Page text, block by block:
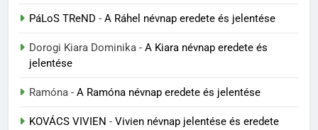
PáLoS TReND - A Ráhel névnap eredete és jelentése
Dorogi Kiara Dominika - A Kiara névnap eredete és
jelentése
Ramóna - A Ramóna névnap eredete és jelentése
KOVÁCS VIVIEN - Vivien névnap jelentése és eredete